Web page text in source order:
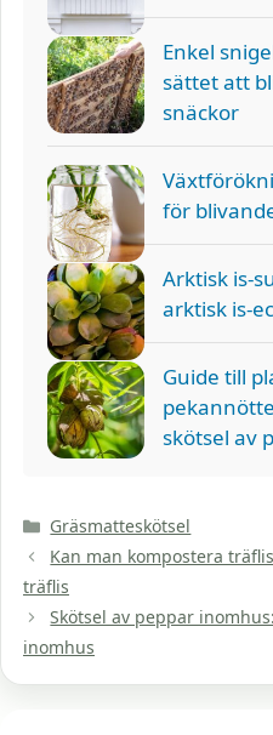
Enkel
sättet att
snäckor
för
Arktisk is-
arktisk is-
Guide till
skötsel av
Kategorier
Gräsmatteskötsel
Kan man kompostera
träflis
Skötsel av peppar
inomhus